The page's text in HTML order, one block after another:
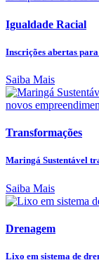
Igualdade Racial
Inscrições abertas
Saiba Mais
Transformações
Maringá Sustentável
Saiba Mais
Drenagem
Lixo em sistema de